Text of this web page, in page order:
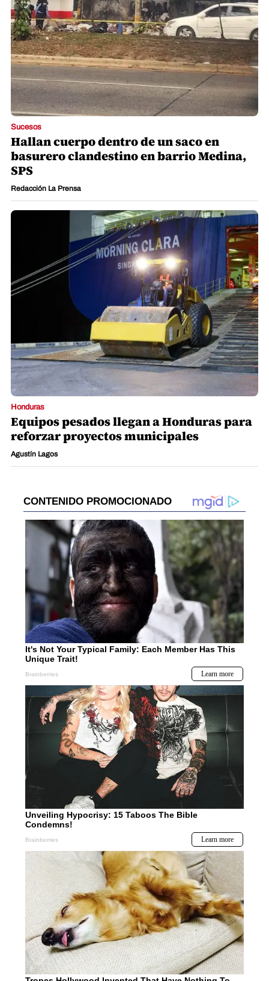
Sucesos
Hallan cuerpo dentro de un saco en
basurero clandestino en barrio Medina,
SPS
Redacción La Prensa
Honduras
Equipos pesados llegan a Honduras para
reforzar proyectos municipales
Agustín Lagos